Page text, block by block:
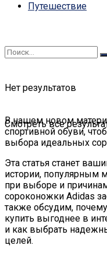
Путешествие
Нет результатов
Смотреть все
В нашем новом
спортивной обуви,
выбора идеальных
Эта статья станет
истории,
при выборе и
сороконожки Adidas
также обсудим,
купить выгоднее в
и как выбрать
целей.